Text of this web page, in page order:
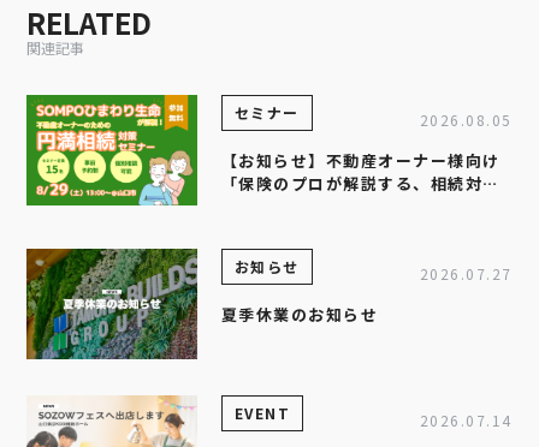
RELATED
関連記事
セミナー 2026.08.05
【お知らせ】不動産オーナー様向け
「保険のプロが解説する、相続対策
お知らせ 2026.07.27
夏季休業のお知らせ
EVENT 2026.07.14